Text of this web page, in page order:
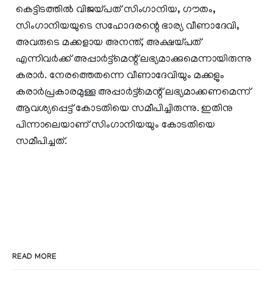
കെട്ടിടത്തിൽ വിജയ്പത് സിംഗാനിയ, ഗൗതം,
സിംഗാനിയയുടെ സഹോദരന്റെ ഭാര്യ വീണാദേവി,
അവരുടെ മക്കളായ അനന്ത്, അക്ഷയ്പത്
എന്നിവർക്ക് അപ്പാർട്ട്മെന്റ് ലഭ്യമാക്കുമെന്നായിരുന്നു
കരാർ. നേരത്തെതന്നെ വീണാദേവിയും മക്കളും
കരാർപ്രകാരമുള്ള അപ്പാർട്ട്മെന്റ് ലഭ്യമാക്കണമെന്ന്
ആവശ്യപ്പെട്ട് കോടതിയെ സമീപിച്ചിരുന്നു. ഇതിനു
പിന്നാലെയാണ് സിംഗാനിയയും കോടതിയെ
സമീപിച്ചത്.
READ MORE